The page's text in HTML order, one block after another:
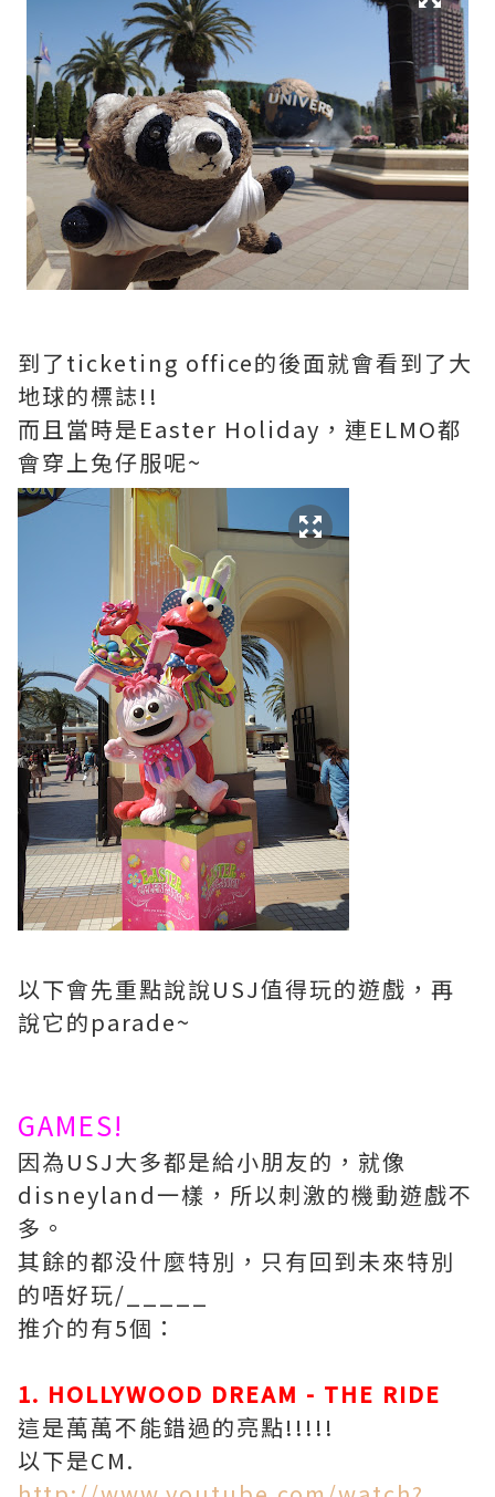
到了ticketing office的後面就會看到了大
地球的標誌!!
而且當時是Easter Holiday，連ELMO都
會穿上兔仔服呢~
以下會先重點說說USJ值得玩的遊戲，再
說它的parade~
GAMES!
因為USJ大多都是給小朋友的，就像
disneyland一樣，所以刺激的機動遊戲不
多。
其餘的都没什麼特別，只有回到未來特別
的唔好玩/_____
推介的有5個：
1. HOLLYWOOD DREAM - THE RIDE
這是萬萬不能錯過的亮點!!!!!
以下是CM.